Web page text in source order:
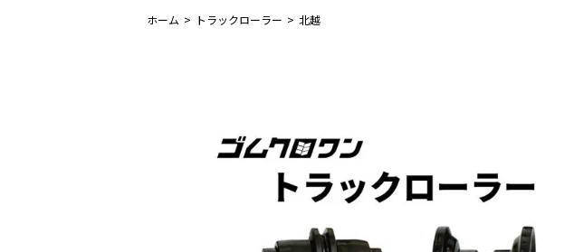
ホーム トラックローラー 北越